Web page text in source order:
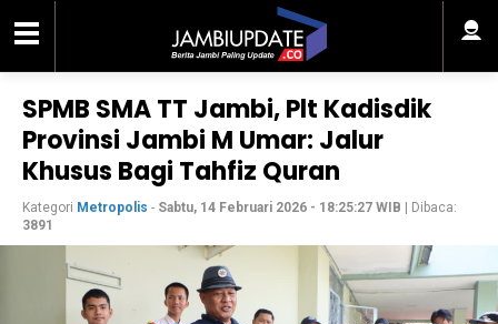
SPMB SMA TT Jambi, Plt Kadisdik
Provinsi Jambi M Umar: Jalur
Khusus Bagi Tahfiz Quran
Kategori Metropolis - Sabtu, 14 Februari 2026 - 18:25:27 WIB | Dibaca:
3891